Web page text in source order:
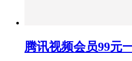
腾讯视频会员99元